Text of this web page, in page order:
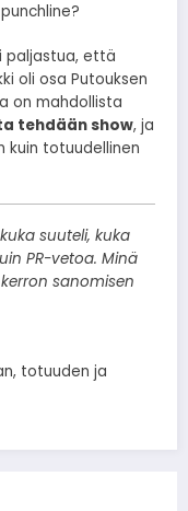
paljastua, että
oli osa Putouksen
on mahdollista
tehdään show, ja
kuin totuudellinen
suuteli, kuka
PR-vetoa. Minä
sanomisen
totuuden ja